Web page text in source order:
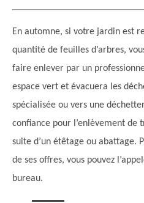
En automne, si votre jardin est
quantité de feuilles d’arbres,
faire enlever par un
espace vert et évacuera les
spécialisée ou vers une
confiance pour l’enlèvement de
suite d’un étêtage ou abattage.
de ses offres, vous pouvez
bureau.